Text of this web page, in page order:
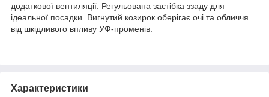
додаткової вентиляції. Регульована застібка ззаду для
ідеальної посадки. Вигнутий козирок оберігає очі та обличчя
від шкідливого впливу УФ-променів.
Характеристики